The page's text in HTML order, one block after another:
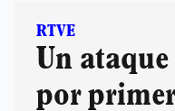
RTVE
Un
por